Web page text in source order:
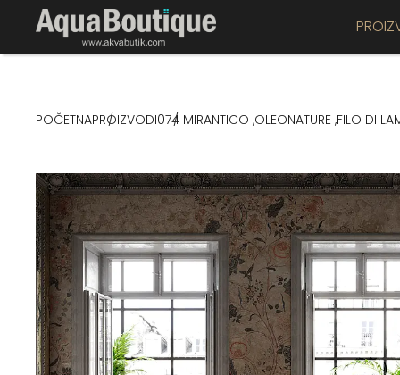
POČETNAPROIZVODI074 MIRANTICO ,OLEONATURE ,FILO DI